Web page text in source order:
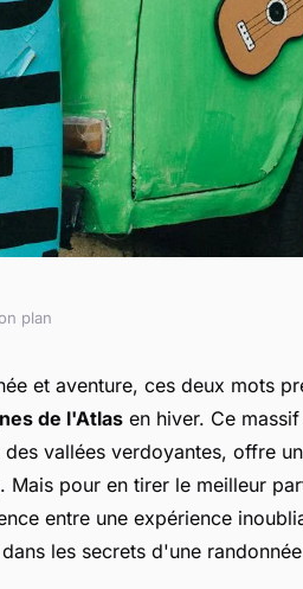
les
plan
et aventure, ces deux mots
de l'Atlas en hiver. Ce
vallées verdoyantes, offre
Mais pour en tirer le meilleur
entre une expérience
les secrets d'une